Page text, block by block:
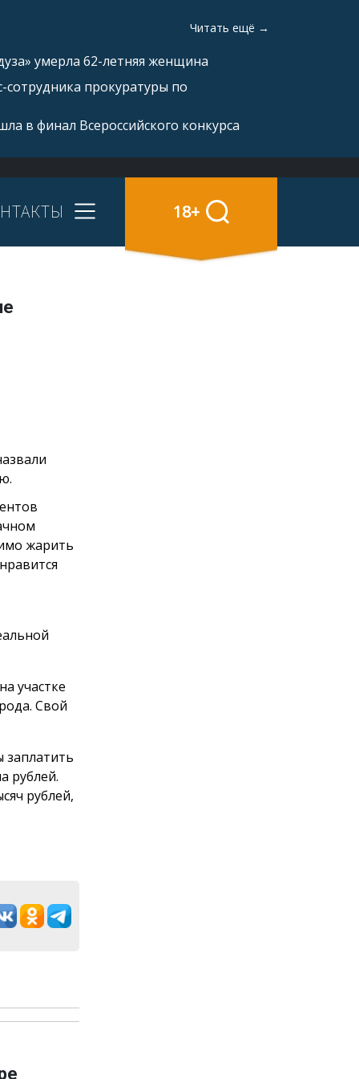
Читать ещё →
умерла 62-летняя женщина
сотрудника прокуратуры по
в финал Всероссийского конкурса
18+
жарить
участке
Свой
заплатить
рублей.
рублей,